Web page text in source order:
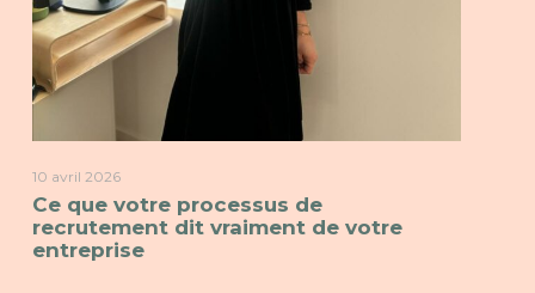
10 avril 2026
Ce que votre processus de
recrutement dit vraiment de votre
entreprise